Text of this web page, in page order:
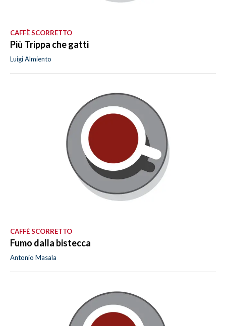
CAFFÈ SCORRETTO
Più Trippa che gatti
Luigi Almiento
CAFFÈ SCORRETTO
Fumo dalla bistecca
Antonio Masala